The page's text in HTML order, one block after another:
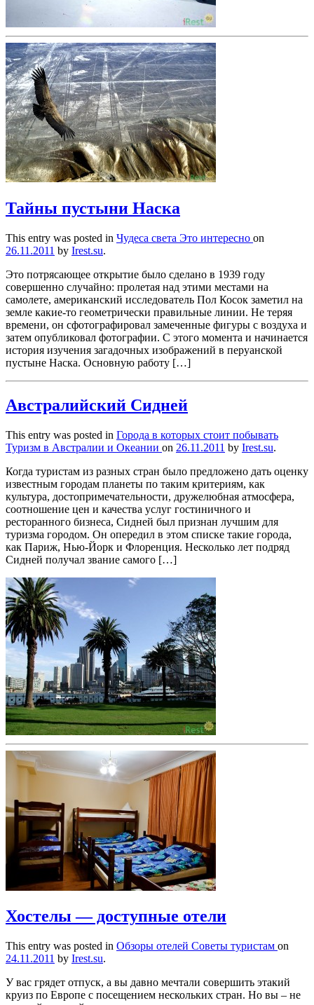
Тайны пустыни Наска
This entry was posted in Чудеса света Это интересно on
26.11.2011 by Irest.su.
Это потрясающее открытие было сделано в 1939 году
совершенно случайно: пролетая над этими местами на
самолете, американский исследователь Пол Косок заметил на
земле какие-то геометрически правильные линии. Не теряя
времени, он сфотографировал замеченные фигуры с воздуха и
затем опубликовал фотографии. С этого момента и начинается
история изучения загадочных изображений в перуанской
пустыне Наска. Основную работу […]
Австралийский Сидней
This entry was posted in Города в которых стоит побывать
Туризм в Австралии и Океании on 26.11.2011 by Irest.su.
Когда туристам из разных стран было предложено дать оценку
известным городам планеты по таким критериям, как
культура, достопримечательности, дружелюбная атмосфера,
соотношение цен и качества услуг гостиничного и
ресторанного бизнеса, Сидней был признан лучшим для
туризма городом. Он опередил в этом списке такие города,
как Париж, Нью-Йорк и Флоренция. Несколько лет подряд
Сидней получал звание самого […]
Хостелы — доступные отели
This entry was posted in Обзоры отелей Советы туристам on
24.11.2011 by Irest.su.
У вас грядет отпуск, а вы давно мечтали совершить этакий
круиз по Европе с посещением нескольких стран. Но вы – не